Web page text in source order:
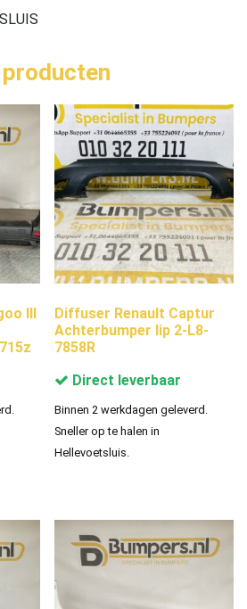
III
Diffuser Renault Captur
Achterbumper lip 2-L8-
7858R
Direct leverbaar
Binnen 2 werkdagen geleverd.
Sneller op te halen in
Hellevoetsluis.